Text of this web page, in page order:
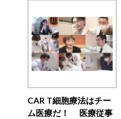
CAR T細胞療法はチー
ム医療だ！ 医療従事